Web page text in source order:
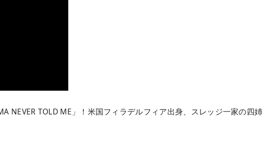
NEVER TOLD ME」！米国フィラデルフィア出身、スレッジ一家の四姉